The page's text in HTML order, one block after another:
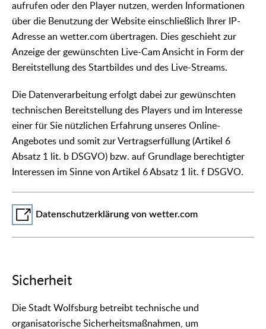
aufrufen oder den Player nutzen, werden Informationen
über die Benutzung der Website einschließlich Ihrer IP-
Adresse an wetter.com übertragen. Dies geschieht zur
Anzeige der gewünschten Live-Cam Ansicht in Form der
Bereitstellung des Startbildes und des Live-Streams.
Die Datenverarbeitung erfolgt dabei zur gewünschten
technischen Bereitstellung des Players und im Interesse
einer für Sie nützlichen Erfahrung unseres Online-
Angebotes und somit zur Vertragserfüllung (Artikel 6
Absatz 1 lit. b DSGVO) bzw. auf Grundlage berechtigter
Interessen im Sinne von Artikel 6 Absatz 1 lit. f DSGVO.
Datenschutzerklärung von wetter.com
Sicherheit
Die Stadt Wolfsburg betreibt technische und
organisatorische Sicherheitsmaßnahmen, um